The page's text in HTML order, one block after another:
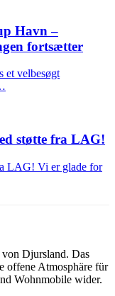
Havn –
fortsætter
et velbesøgt
støtte fra LAG!
LAG! Vi er glade for
Djursland. Das
offene Atmosphäre für
Wohnmobile wider.